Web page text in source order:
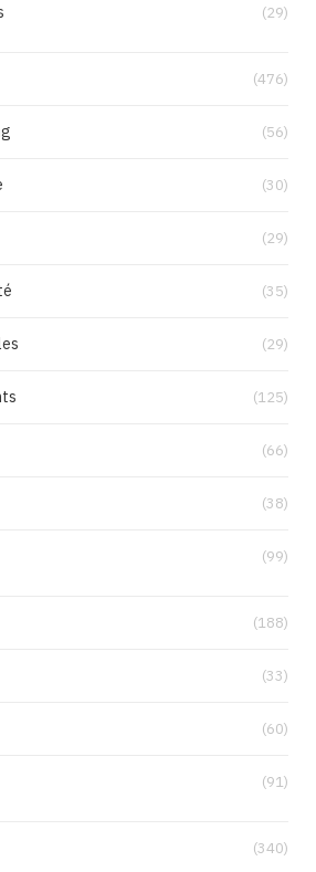
(29)
(476)
(56)
(30)
(29)
(35)
(29)
(125)
(66)
(38)
(99)
(188)
(33)
(60)
(91)
(340)